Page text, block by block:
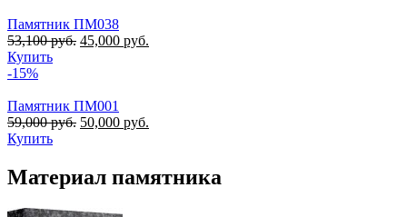
Памятник ПМ038
53,100руб. 45,000 руб.
Купить
-15%
Памятник ПМ001
59,000руб. 50,000 руб.
Купить
Материал памятника